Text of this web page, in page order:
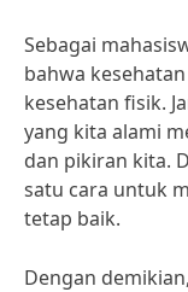
Sebagai
bahwa
kesehatan fisik.
yang kita alami
dan pikiran kita.
satu cara untuk
tetap baik.
Dengan